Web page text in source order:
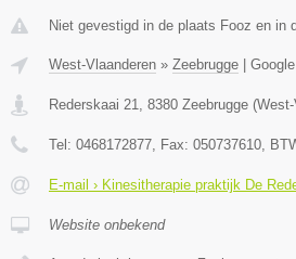
Niet gevestigd in de plaats Fooz en in
West-Vlaanderen » Zeebrugge |
Rederskaai 21 8380 Zeebrugge (
Tel: 0468172877 , Fax: 050737610 ,
E-mail › Kinesitherapie praktijk De
Website onbekend